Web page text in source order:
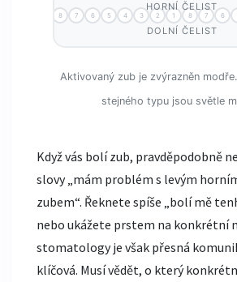
HORNÍ ČELIST
DOLNÍ ČELIST
1
2
3
4
5
6
7
8 6
7
8
Aktivovaný zub je zvýrazněn
stejného typu jsou světle
Když vás bolí zub, pravděpodobně
slovy „mám problém s levým
zubem“. Řeknete spíše „bolí mě
nebo ukážete prstem na konkrétní
stomatology je však přesná
klíčová. Musí vědět, o který